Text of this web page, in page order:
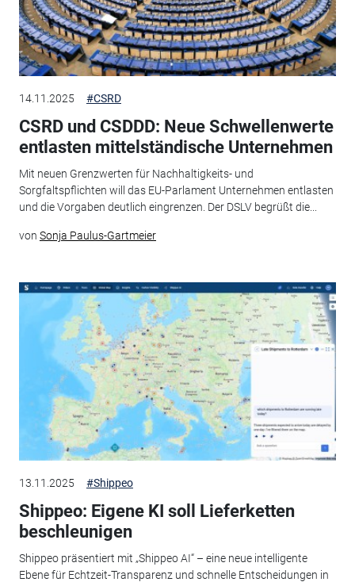
14.11.2025 #CSRD
CSRD und CSDDD: Neue Schwellenwerte
entlasten mittelständische Unternehmen
Mit neuen Grenzwerten für Nachhaltigkeits- und
Sorgfaltspflichten will das EU-Parlament Unternehmen entlasten
und die Vorgaben deutlich eingrenzen. Der DSLV begrüßt die...
von Sonja Paulus-Gartmeier
13.11.2025 #Shippeo
Shippeo: Eigene KI soll Lieferketten
beschleunigen
Shippeo präsentiert mit „Shippeo AI“ – eine neue intelligente
Ebene für Echtzeit-Transparenz und schnelle Entscheidungen in